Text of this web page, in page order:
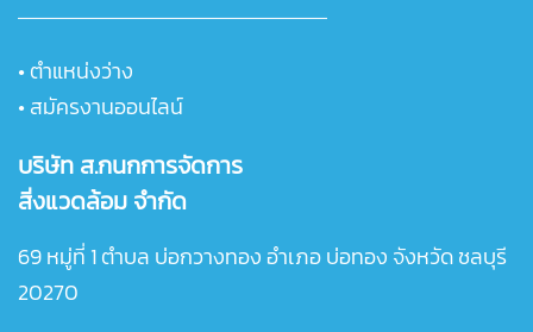
• ตำแหน่งว่าง
• สมัครงานออนไลน์
บริษัท ส.กนกการจัดการ
สิ่งแวดล้อม จำกัด
69 หมู่ที่ 1 ตำบล บ่อกวางทอง อำเภอ บ่อทอง จังหวัด ชลบุรี
20270